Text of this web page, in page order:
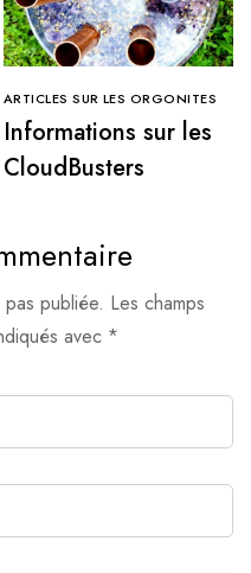
ARTICLES SUR LES ORGONITES
Informations sur les
CloudBusters
publiée. Les champs
avec *